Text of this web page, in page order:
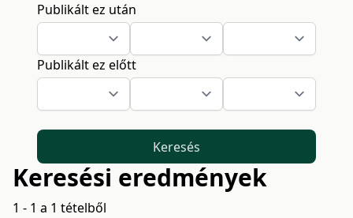
Publikált ez után
Publikált ez előtt
Keresés
Keresési eredmények
1 - 1 a 1 tételből